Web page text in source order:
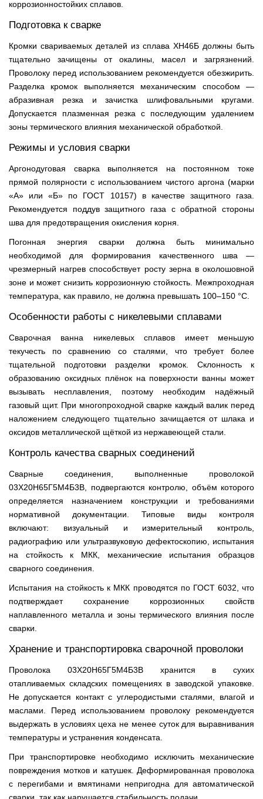
коррозионностойких сплавов.
Подготовка к сварке
Кромки свариваемых деталей из сплава ХН46Б должны быть
тщательно зачищены от окалины, масел и загрязнений.
Проволоку перед использованием рекомендуется обезжирить.
Разделка кромок выполняется механическим способом —
абразивная резка и зачистка шлифовальными кругами.
Допускается плазменная резка с последующим удалением
зоны термического влияния механической обработкой.
Режимы и условия сварки
Аргонодуговая сварка выполняется на постоянном токе
прямой полярности с использованием чистого аргона (марки
«А» или «Б» по ГОСТ 10157) в качестве защитного газа.
Рекомендуется поддув защитного газа с обратной стороны
шва для предотвращения окисления корня.
Погонная энергия сварки должна быть минимально
необходимой для формирования качественного шва —
чрезмерный нагрев способствует росту зерна в околошовной
зоне и может снизить коррозионную стойкость. Межпроходная
температура, как правило, не должна превышать 100–150 °C.
Особенности работы с никелевыми сплавами
Сварочная ванна никелевых сплавов имеет меньшую
текучесть по сравнению со сталями, что требует более
тщательной подготовки разделки кромок. Склонность к
образованию оксидных плёнок на поверхности ванны может
вызывать несплавления, поэтому необходим надёжный
газовый щит. При многопроходной сварке каждый валик перед
наложением следующего тщательно зачищается от шлака и
оксидов металлической щёткой из нержавеющей стали.
Контроль качества сварных соединений
Сварные соединения, выполненные проволокой
03Х20Н65Г5М4Б3В, подвергаются контролю, объём которого
определяется назначением конструкции и требованиями
нормативной документации. Типовые виды контроля
включают: визуальный и измерительный контроль,
радиографию или ультразвуковую дефектоскопию, испытания
на стойкость к МКК, механические испытания образцов
сварного соединения.
Испытания на стойкость к МКК проводятся по ГОСТ 6032, что
подтверждает сохранение коррозионных свойств
наплавленного металла и зоны термического влияния после
сварки.
Хранение и транспортировка сварочной проволоки
Проволока 03Х20Н65Г5М4Б3В хранится в сухих
отапливаемых складских помещениях в заводской упаковке.
Не допускается контакт с углеродистыми сталями, влагой и
маслами. Перед использованием проволоку рекомендуется
выдержать в условиях цеха не менее суток для выравнивания
температуры и устранения конденсата.
При транспортировке необходимо исключить механические
повреждения мотков и катушек. Деформированная проволока
с перегибами и вмятинами непригодна для автоматической